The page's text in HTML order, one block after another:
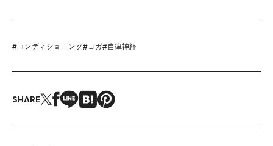
#コンディショニング#ヨガ#自律神経
SHARE